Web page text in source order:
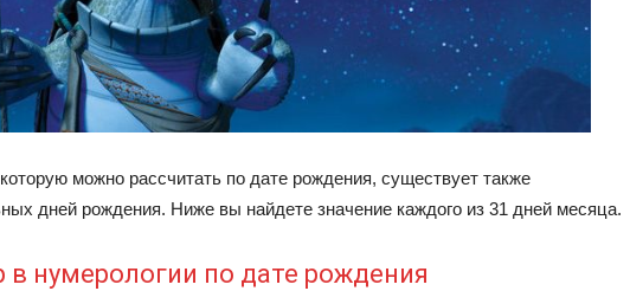
можно рассчитать по дате рождения, существует также
дней рождения. Ниже вы найдете значение каждого из 31 дней месяца.
в нумерологии по дате рождения